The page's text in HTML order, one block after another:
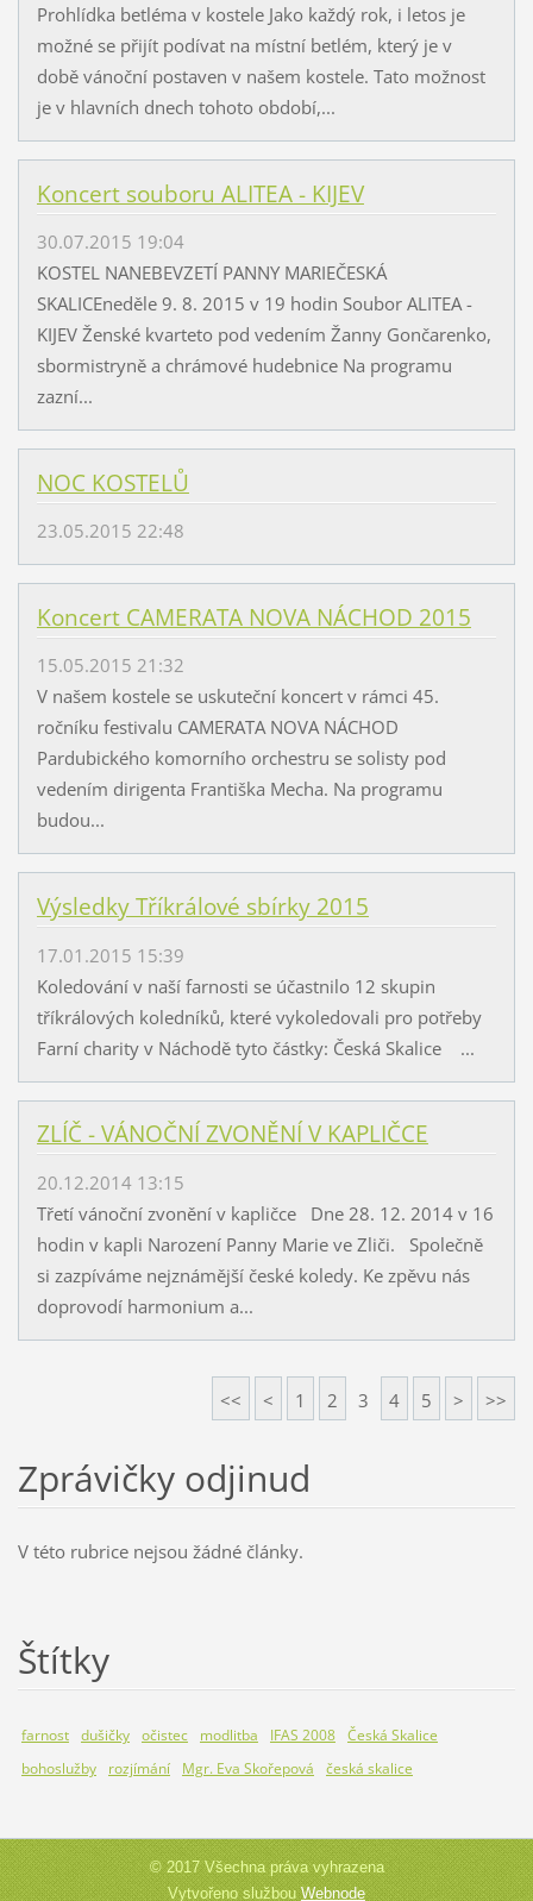
Prohlídka betléma v kostele Jako každý rok, i letos je
možné se přijít podívat na místní betlém, který je v
době vánoční postaven v našem kostele. Tato možnost
je v hlavních dnech tohoto období,...
Koncert souboru ALITEA - KIJEV
30.07.2015 19:04
KOSTEL NANEBEVZETÍ PANNY MARIEČESKÁ
SKALICEneděle 9. 8. 2015 v 19 hodin Soubor ALITEA -
KIJEV Ženské kvarteto pod vedením Žanny Gončarenko,
sbormistryně a chrámové hudebnice Na programu
zazní...
NOC KOSTELŮ
23.05.2015 22:48
Koncert CAMERATA NOVA NÁCHOD 2015
15.05.2015 21:32
V našem kostele se uskuteční koncert v rámci 45.
ročníku festivalu CAMERATA NOVA NÁCHOD
Pardubického komorního orchestru se solisty pod
vedením dirigenta Františka Mecha. Na programu
budou...
Výsledky Tříkrálové sbírky 2015
17.01.2015 15:39
Koledování v naší farnosti se účastnilo 12 skupin
tříkrálových koledníků, které vykoledovali pro potřeby
Farní charity v Náchodě tyto částky: Česká Skalice ...
ZLÍČ - VÁNOČNÍ ZVONĚNÍ V KAPLIČCE
20.12.2014 13:15
Třetí vánoční zvonění v kapličce Dne 28. 12. 2014 v 16
hodin v kapli Narození Panny Marie ve Zliči. Společně
si zazpíváme nejznámější české koledy. Ke zpěvu nás
doprovodí harmonium a...
<< < 1 2 3 4 5 > >>
Zprávičky odjinud
V této rubrice nejsou žádné články.
Štítky
farnost dušičky očistec modlitba IFAS 2008 Česká Skalice
bohoslužby
rozjímání Mgr. Eva Skořepová česká skalice
© 2017 Všechna práva vyhrazena
Vytvořeno službouWebnode